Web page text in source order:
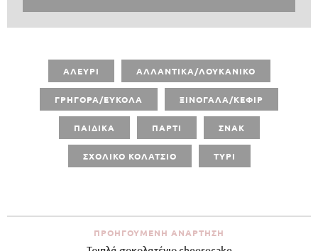
ΑΛΕΥΡΙ ΑΛΛΑΝΤΙΚΑ/ΛΟΥΚΑΝΙΚΟ
ΓΡΗΓΟΡΑ/ΕΥΚΟΛΑ ΞΙΝΟΓΑΛΑ/ΚΕΦΙΡ
ΠΑΙΔΙΚΑ ΠΑΡΤΙ ΣΝΑΚ
ΣΧΟΛΙΚΟ ΚΟΛΑΤΣΙΟ ΤΥΡΙ
ΠΡΟΗΓΟΎΜΕΝΗ ΑΝΆΡΤΗΣΗ